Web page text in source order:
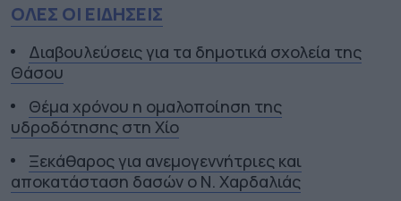
ΟΛΕΣ ΟΙ ΕΙΔΗΣΕΙΣ
Διαβουλεύσεις για τα δημοτικά σχολεία της
Θάσου
Θέμα χρόνου η ομαλοποίηση της
υδροδότησης στη Χίο
Ξεκάθαρος για ανεμογεννήτριες και
αποκατάσταση δασών ο Ν. Χαρδαλιάς